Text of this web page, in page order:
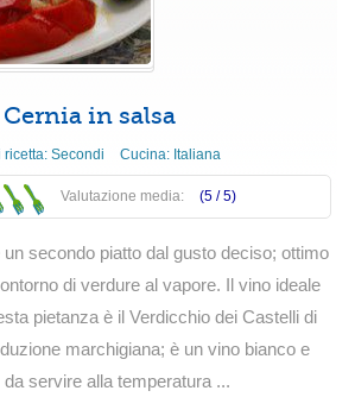
Cernia in salsa
ricetta: Secondi Cucina: Italiana
Valutazione media: (5 /5)
secondo piatto dal gusto deciso; ottimo
di verdure al vapore. Il vino ideale
pietanza è il Verdicchio dei Castelli di
marchigiana; è un vino bianco e
servire alla temperatura ...